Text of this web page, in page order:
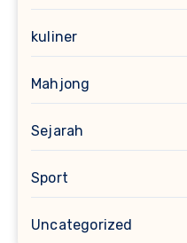
kuliner
Mahjong
Sejarah
Sport
Uncategorized